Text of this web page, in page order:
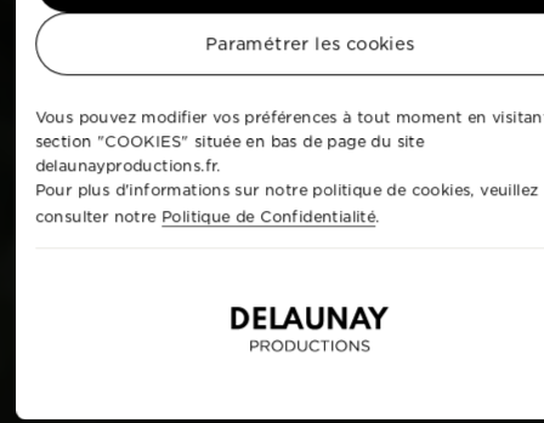
Paramétrer les cookies
Vous pouvez modifier vos préférences à tout moment en
section "COOKIES" située en bas de page du site
delaunayproductions.fr.
Pour plus d'informations sur notre politique de cookies, veuillez
consulter notre Politique de Confidentialité.